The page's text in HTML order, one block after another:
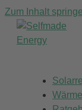
Zum Inhalt